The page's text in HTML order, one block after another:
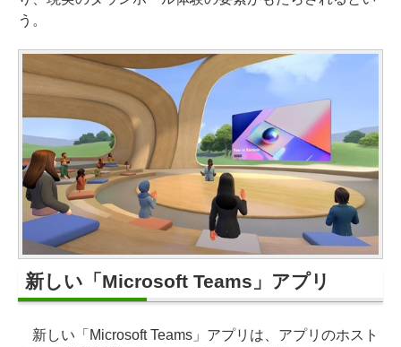
う。
新しい「Microsoft Teams」アプリ
新しい「Microsoft Teams」アプリは、アプリのホスト